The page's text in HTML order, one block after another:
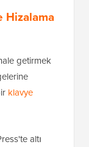
Hizalama
getirmek
klavye
altı